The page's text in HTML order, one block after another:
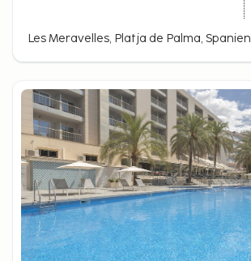
Les Meravelles, Platja de Palma, Spanien